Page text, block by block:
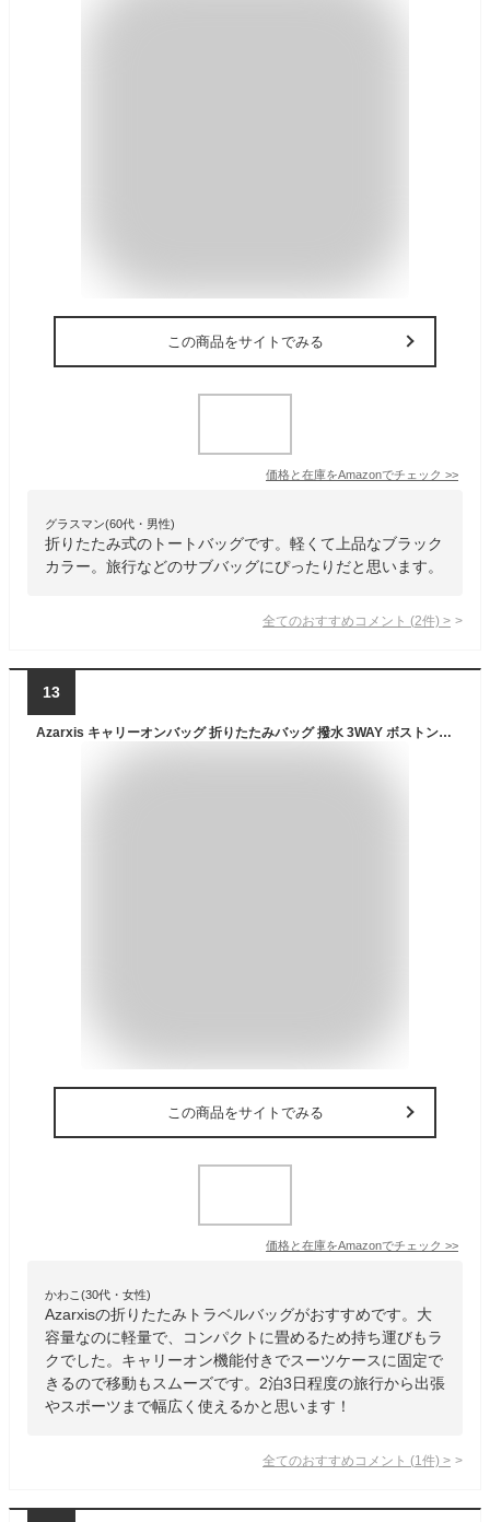
この商品をサイトでみる
価格と在庫をAmazonでチェック >>
グラスマン(60代・男性)
折りたたみ式のトートバッグです。軽くて上品なブラック
カラー。旅行などのサブバッグにぴったりだと思います。
全てのおすすめコメント (2件) >
13
Azarxis キャリーオンバッグ 折りたたみバッグ 撥水 3WAY ボストンバッグ レディース トートバッグ 大容量 トラベルバッグ 旅行バッグ 肩掛け 手提げ 機内持ち込み 修学旅行 出張 スーツケースの持ち手に通せる ブラック
この商品をサイトでみる
価格と在庫をAmazonでチェック >>
かわこ(30代・女性)
Azarxisの折りたたみトラベルバッグがおすすめです。大
容量なのに軽量で、コンパクトに畳めるため持ち運びもラ
クでした。キャリーオン機能付きでスーツケースに固定で
きるので移動もスムーズです。2泊3日程度の旅行から出張
やスポーツまで幅広く使えるかと思います！
全てのおすすめコメント (1 件) >